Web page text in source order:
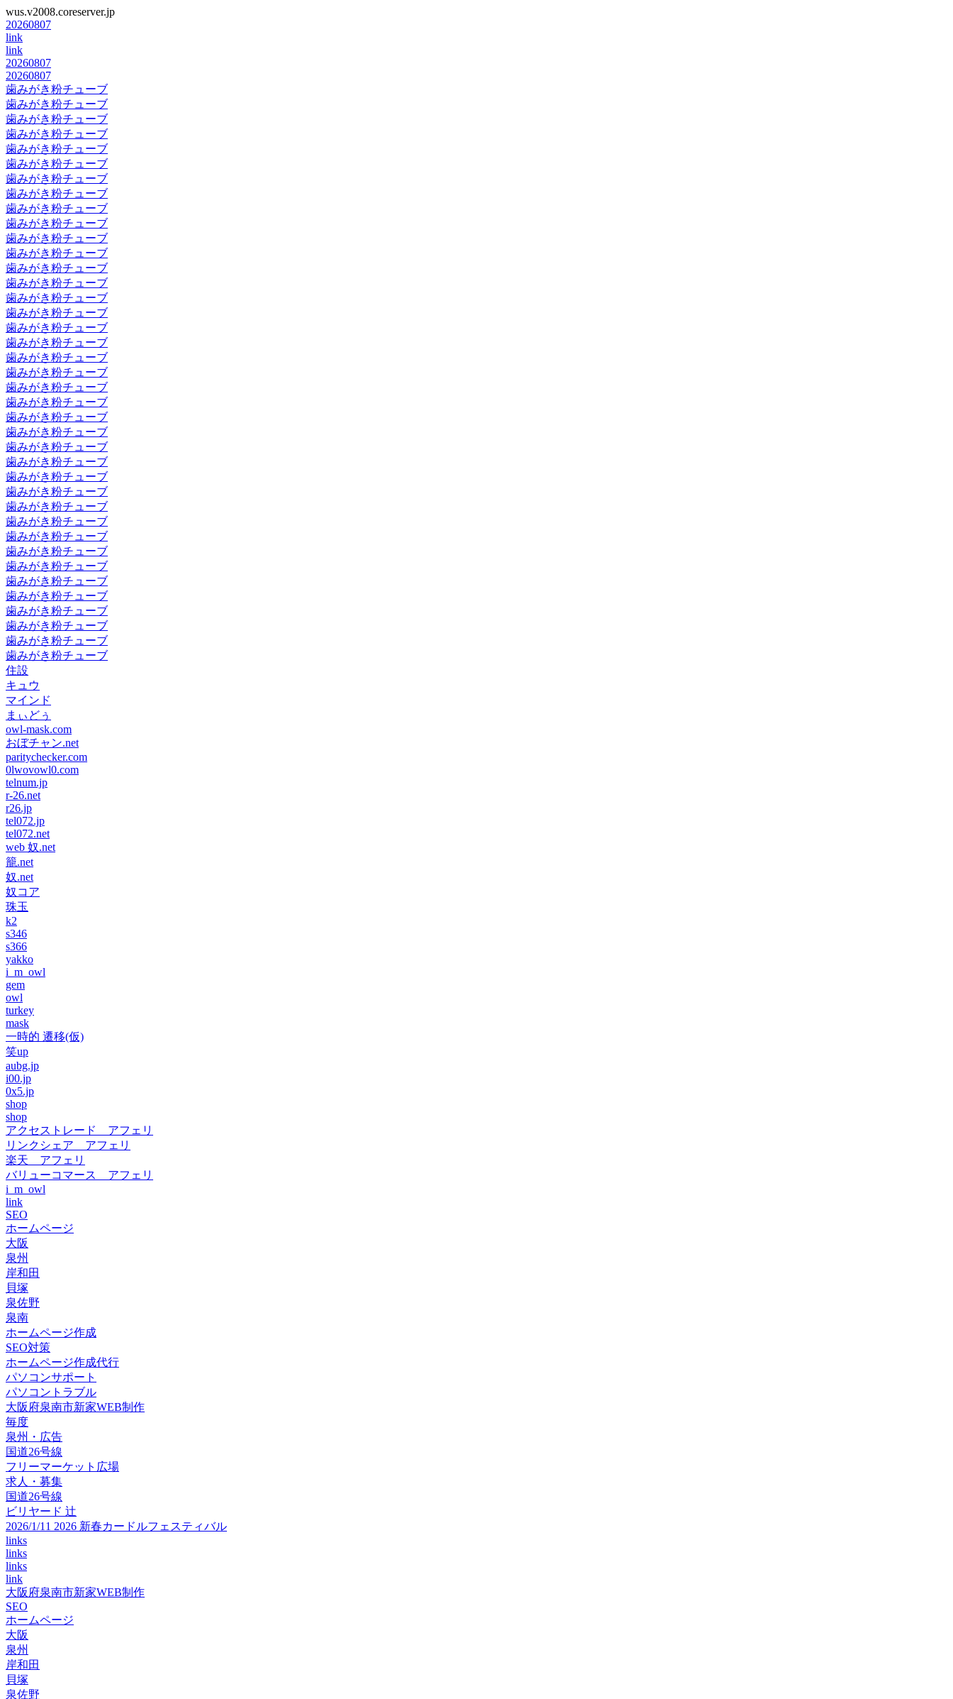
wus.v2008.coreserver.jp
20260807
link
link
20260807
20260807
歯みがき粉チューブ
歯みがき粉チューブ
歯みがき粉チューブ
歯みがき粉チューブ
歯みがき粉チューブ
歯みがき粉チューブ
歯みがき粉チューブ
歯みがき粉チューブ
歯みがき粉チューブ
歯みがき粉チューブ
歯みがき粉チューブ
歯みがき粉チューブ
歯みがき粉チューブ
歯みがき粉チューブ
歯みがき粉チューブ
歯みがき粉チューブ
歯みがき粉チューブ
歯みがき粉チューブ
歯みがき粉チューブ
歯みがき粉チューブ
歯みがき粉チューブ
歯みがき粉チューブ
歯みがき粉チューブ
歯みがき粉チューブ
歯みがき粉チューブ
歯みがき粉チューブ
歯みがき粉チューブ
歯みがき粉チューブ
歯みがき粉チューブ
歯みがき粉チューブ
歯みがき粉チューブ
歯みがき粉チューブ
歯みがき粉チューブ
歯みがき粉チューブ
歯みがき粉チューブ
歯みがき粉チューブ
歯みがき粉チューブ
歯みがき粉チューブ
歯みがき粉チューブ
住設
キュウ
マインド
まぃどぅ
owl-mask.com
おぼチャン.net
paritychecker.com
0lwovowl0.com
telnum.jp
r-26.net
r26.jp
tel072.jp
tel072.net
web 奴.net
籠.net
奴.net
奴コア
珠玉
k2
s346
s366
yakko
i_m_owl
gem
owl
turkey
mask
一時的 遷移(仮)
笑up
aubg.jp
i00.jp
0x5.jp
shop
shop
アクセストレード アフェリ
リンクシェア アフェリ
楽天 アフェリ
バリューコマース アフェリ
i_m_owl
link
SEO
ホームページ
大阪
泉州
岸和田
貝塚
泉佐野
泉南
ホームページ作成
SEO対策
ホームページ作成代行
パソコンサポート
パソコントラブル
大阪府泉南市新家WEB制作
毎度
泉州・広告
国道26号線
フリーマーケット広場
求人・募集
国道26号線
ビリヤード 辻
2026/1/11 2026 新春カードルフェスティバル
links
links
links
link
大阪府泉南市新家WEB制作
SEO
ホームページ
大阪
泉州
岸和田
貝塚
泉佐野